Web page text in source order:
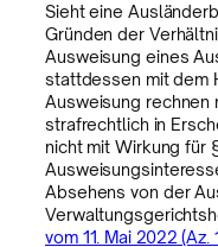
Sieht eine
Gründen der
Ausweisung eines
stattdessen mit dem
Ausweisung
strafrechtlich in
nicht mit Wirkung für
Absehens von der
vom 11. Mai 2022 (Az.